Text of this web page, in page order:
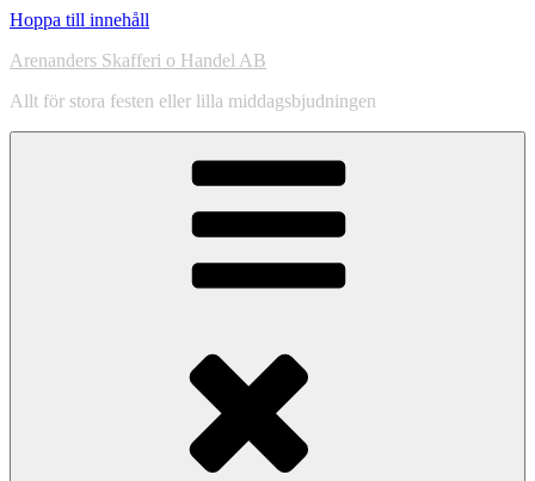
Hoppa till innehåll
Arenanders Skafferi o Handel AB
Allt för stora festen eller lilla middagsbjudningen